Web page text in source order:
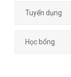
Tuyển dụng
Học bổng